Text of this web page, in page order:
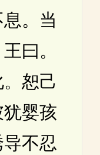
。当
曰。
恕己
婴孩
不忍